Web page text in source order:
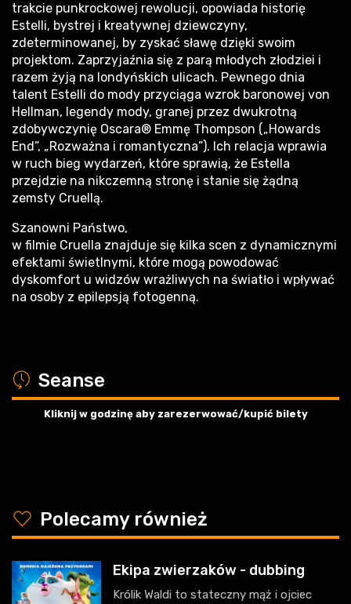
trakcie punkrockowej rewolucji, opowiada historię
Estelli, bystrej i kreatywnej dziewczyny,
zdeterminowanej, by zyskać sławę dzięki swoim
projektom. Zaprzyjaźnia się z parą młodych złodziei i
razem żyją na londyńskich ulicach. Pewnego dnia
talent Estelli do mody przyciąga wzrok baronowej von
Hellman, legendy mody, granej przez dwukrotną
zdobywczynię Oscara® Emmę Thompson („Howards
End”, „Rozważna i romantyczna”). Ich relacja wprawia
w ruch bieg wydarzeń, które sprawią, że Estella
przejdzie na nikczemną stronę i stanie się żądną
zemsty Cruellą.
Szanowni Państwo,
w filmie Cruella znajduje się kilka scen z dynamicznymi
efektami świetlnymi, które mogą powodować
dyskomfort u widzów wrażliwych na światło i wpływać
na osoby z epilepsją fotogenną.
a Seanse
Kliknij w godzinę aby zarezerwować/kupić bilety
y Polecamy również
Ekipa zwierzaków - dubbing
Królik Waldi to stateczny mąż i ojciec